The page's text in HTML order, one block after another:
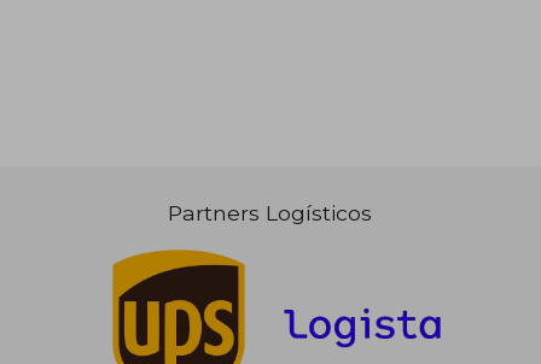
Partners Logísticos